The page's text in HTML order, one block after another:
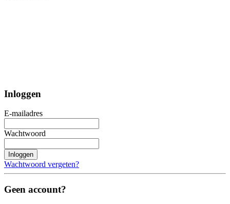
Inloggen
E-mailadres
Wachtwoord
Inloggen
Wachtwoord vergeten?
Geen account?